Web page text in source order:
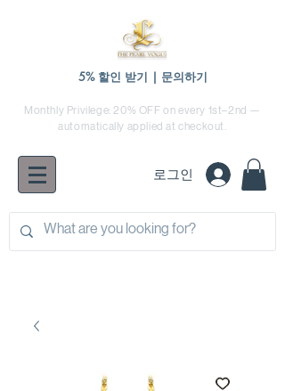
5% 할인 받기 | 문의하기
Monthly Privilege: 20% OFF on every 1st–2nd —
automatically applied at checkout.
로그인